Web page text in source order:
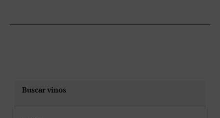
Buscar vinos